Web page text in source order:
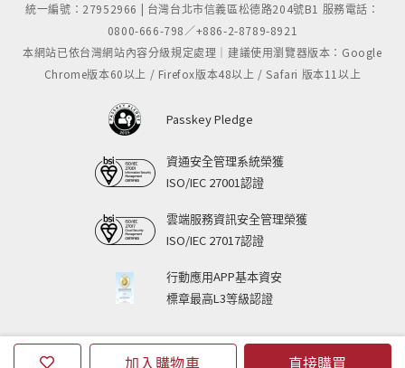
加入購物車 直接購買
統一編號：27952966 | 台灣台北市信義區松德路204號B1 服務電話：
0800-666-798／+886-2-8789-8921
本網站已依台灣網站內容分級規定處理｜建議使用瀏覽器版本：Google
Chrome版本60以上 / Firefox版本48以上 / Safari 版本11以上
Passkey Pledge
資通安全管理系統榮獲
ISO/IEC 27001認證
雲端服務資訊安全管理榮獲
ISO/IEC 27017認證
行動應用APP基本資安
標章最高L3等級認證